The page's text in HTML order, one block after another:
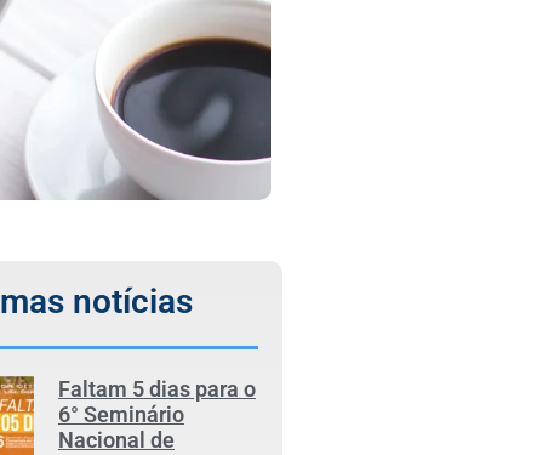
notícias
Faltam 5 dias para o
6° Seminário
Nacional de